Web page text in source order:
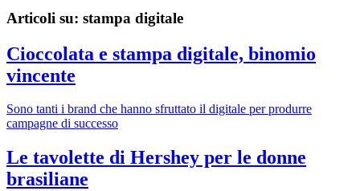
Articoli su: stampa digitale
Cioccolata e stampa digitale, binomio
vincente
Sono tanti i brand che hanno sfruttato il digitale per produrre
campagne di successo
Le tavolette di Hershey per le donne
brasiliane